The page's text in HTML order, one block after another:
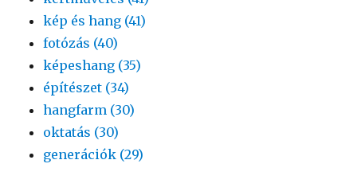
kép és hang (41)
fotózás (40)
képeshang (35)
építészet (34)
hangfarm (30)
oktatás (30)
generációk (29)